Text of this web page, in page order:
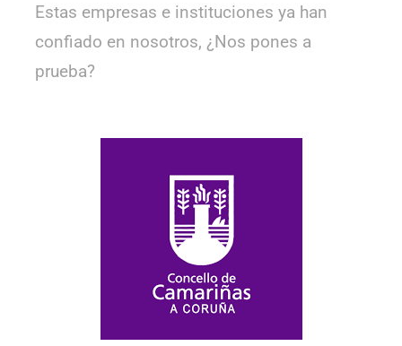
Estas empresas e instituciones ya han
confiado en nosotros, ¿Nos pones a
prueba?